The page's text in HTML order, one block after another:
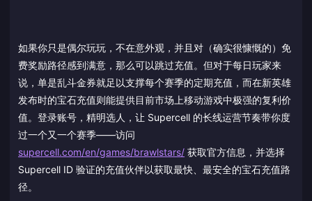
如果你只是偶尔玩玩，不在意外观，并且对（确实很慷慨的）免
费奖励路径感到满意，那么可以跳过充值。但对于每日玩家来
说，单是乱斗金券就足以支撑每个赛季的定期充值，而在新英雄
发布时的宝石充值则能提供目前市场上移动游戏中极强的复利价
值。登录账号，精明选人，让 Supercell 的长线运营节奏带你度
过一个又一个赛季——访问
supercell.com/en/games/brawlstars/ 获取官方信息，并选择
Supercell ID 验证的充值伙伴以获取最快、最安全的宝石充值路
径。